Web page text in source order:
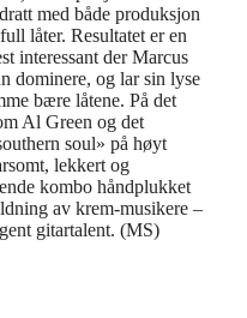
med både produksjon
låter. Resultatet er en
interessant der Marcus
dominere, og lar sin lyse
bære låtene. På det
Al Green og det
soul» på høyt
lekkert og
kombo håndplukket
av krem-musikere –
gitartalent. (MS)